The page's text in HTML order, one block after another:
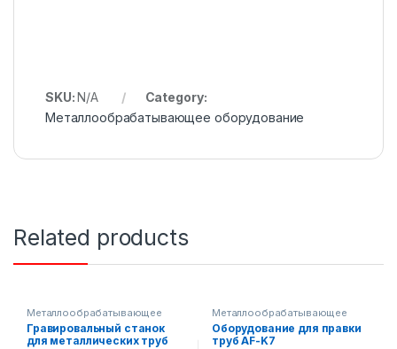
SKU:N/A
Category:
Металлообрабатывающее оборудование
Related products
Металлообрабатывающее
оборудование
Гравировальный станок
для металлических труб
Металлообрабатывающее
оборудование
Оборудование для правки
труб AF-K7